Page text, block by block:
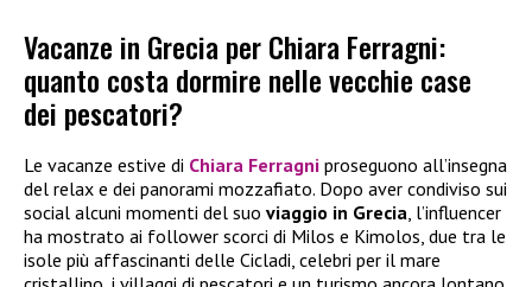
Vacanze in Grecia per Chiara Ferragni:
quanto costa dormire nelle vecchie case
dei pescatori?
Le vacanze estive di Chiara Ferragni proseguono all’insegna
del relax e dei panorami mozzafiato. Dopo aver condiviso sui
social alcuni momenti del suo viaggio in Grecia , l’influencer
ha mostrato ai follower scorci di Milos e Kimolos, due tra le
isole più affascinanti delle Cicladi, celebri per il mare